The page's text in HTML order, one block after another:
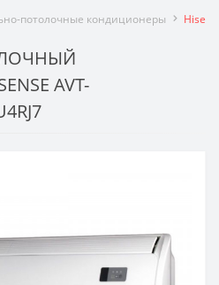
потолочные кондиционеры
AVT-